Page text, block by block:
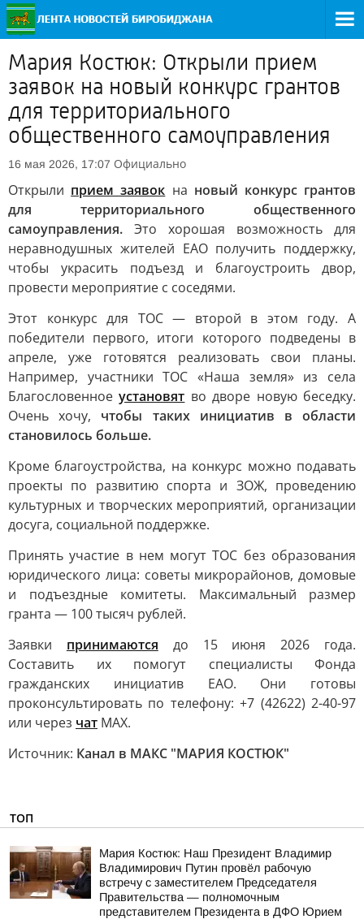
Мария Костюк: Открыли прием
заявок на новый конкурс грантов
для территориального
общественного самоуправления
16 мая 2026, 17:07 Официально
Открыли прием заявок на новый конкурс грантов
для территориального общественного
самоуправления. Это хорошая возможность для
неравнодушных жителей ЕАО получить поддержку,
чтобы украсить подъезд и благоустроить двор,
провести мероприятие с соседями.
Этот конкурс для ТОС — второй в этом году. А
победители первого, итоги которого подведены в
апреле, уже готовятся реализовать свои планы.
Например, участники ТОС «Наша земля» из села
Благословенноеустановят во дворе новую беседку.
Очень хочу, чтобы таких инициатив в области
становилось больше.
Кроме благоустройства, на конкурс можно подавать
проекты по развитию спорта и ЗОЖ, проведению
культурных и творческих мероприятий, организации
досуга, социальной поддержке.
Принять участие в нем могут ТОС без образования
юридического лица: советы микрорайонов, домовые
и подъездные комитеты. Максимальный размер
гранта — 100 тысяч рублей.
Заявки принимаются до 15 июня 2026 года.
Составить их помогут специалисты Фонда
гражданских инициатив ЕАО. Они готовы
проконсультировать по телефону: +7 (42622) 2-40-97
или через чат MAX.
Источник: Канал в МАКС "МАРИЯ КОСТЮК"
ТОП
Мария Костюк: Наш Президент Владимир
Владимирович Путин провёл рабочую
встречу с заместителем Председателя
Правительства — полномочным
представителем Президента в ДФО Юрием